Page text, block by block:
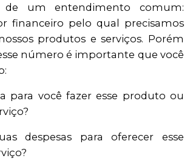
de um entendimento comum:
financeiro pelo qual precisamos
produtos e serviços. Porém
número é importante que você
para você fazer esse produto ou
despesas para oferecer esse